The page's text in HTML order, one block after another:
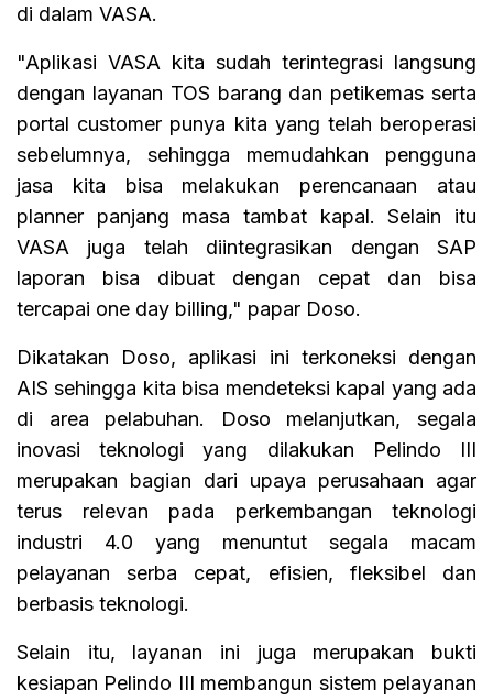
di dalam VASA.
"Aplikasi VASA kita sudah terintegrasi langsung
dengan layanan TOS barang dan petikemas serta
portal customer punya kita yang telah beroperasi
sebelumnya, sehingga memudahkan pengguna
jasa kita bisa melakukan perencanaan atau
planner panjang masa tambat kapal. Selain itu
VASA juga telah diintegrasikan dengan SAP
laporan bisa dibuat dengan cepat dan bisa
tercapai one day billing," papar Doso.
Dikatakan Doso, aplikasi ini terkoneksi dengan
AIS sehingga kita bisa mendeteksi kapal yang ada
di area pelabuhan. Doso melanjutkan, segala
inovasi teknologi yang dilakukan Pelindo III
merupakan bagian dari upaya perusahaan agar
terus relevan pada perkembangan teknologi
industri 4.0 yang menuntut segala macam
pelayanan serba cepat, efisien, fleksibel dan
berbasis teknologi.
Selain itu, layanan ini juga merupakan bukti
kesiapan Pelindo III membangun sistem pelayanan